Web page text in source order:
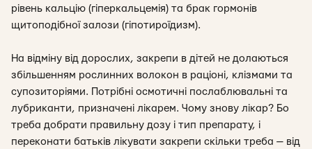
рівень кальцію (гіперкальцемія) та брак гормонів
щитоподібної залози (гіпотироїдизм).
На відміну від дорослих, закрепи в дітей не долаються
збільшенням рослинних волокон в раціоні, клізмами та
супозиторіями. Потрібні осмотичні послаблювальні та
лубриканти, призначені лікарем. Чому знову лікар? Бо
треба добрати правильну дозу і тип препарату, і
переконати батьків лікувати закрепи скільки треба — від